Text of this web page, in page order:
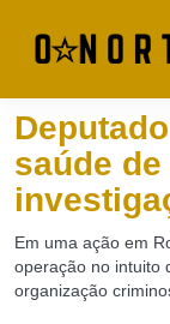
saúde
Em uma ação em
operação no intuito
organização